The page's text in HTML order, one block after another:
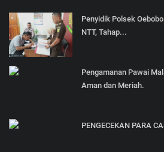
Penyidik Polsek
NTT, Tahap...
Pengamanan Pawai
Aman dan Meriah.
PENGECEKAN PARA